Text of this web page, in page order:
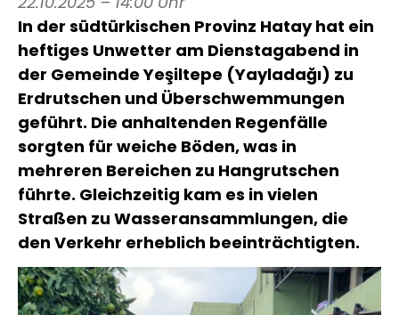
In der südtürkischen Provinz Hatay hat ein
heftiges Unwetter am Dienstagabend in
der Gemeinde Yeşiltepe (Yayladağı) zu
Erdrutschen und Überschwemmungen
geführt. Die anhaltenden Regenfälle
sorgten für weiche Böden, was in
mehreren Bereichen zu Hangrutschen
führte. Gleichzeitig kam es in vielen
Straßen zu Wasseransammlungen, die
den Verkehr erheblich beeinträchtigten.